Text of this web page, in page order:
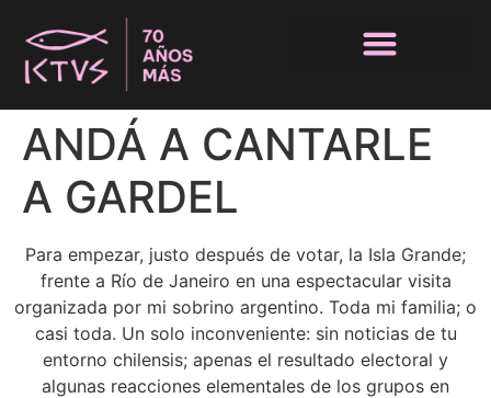
ANDÁ A CANTARLE
A GARDEL
Para empezar, justo después de votar, la Isla Grande;
frente a Río de Janeiro en una espectacular visita
organizada por mi sobrino argentino. Toda mi familia; o
casi toda. Un solo inconveniente: sin noticias de tu
entorno chilensis; apenas el resultado electoral y
algunas reacciones elementales de los grupos en